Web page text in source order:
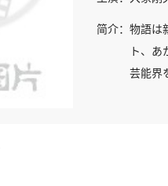
简介： 物語は
ト、あ
芸能界